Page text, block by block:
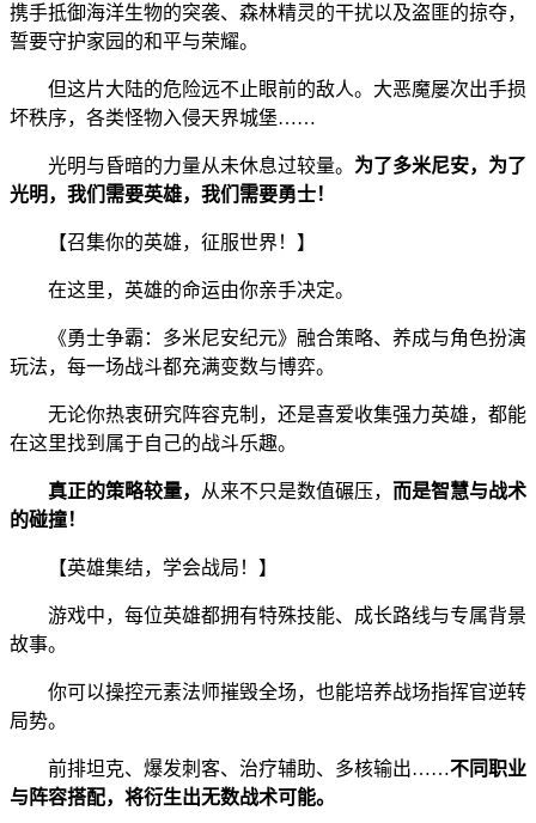
携手抵御海洋生物的突袭、森林精灵的干扰以及盗匪的掠夺，
誓要守护家园的和平与荣耀。
但这片大陆的危险远不止眼前的敌人。大恶魔屡次出手损
坏秩序，各类怪物入侵天界城堡……
光明与昏暗的力量从未休息过较量。 为了多米尼安，为了
光明，我们需要英雄，我们需要勇士！
【召集你的英雄，征服世界！】
在这里，英雄的命运由你亲手决定。
《勇士争霸：多米尼安纪元》融合策略、养成与角色扮演
玩法，每一场战斗都充满变数与博弈。
无论你热衷研究阵容克制，还是喜爱收集强力英雄，都能
在这里找到属于自己的战斗乐趣。
真正的策略较量， 从来不只是数值碾压， 而是智慧与战术
的碰撞！
【英雄集结，学会战局！】
游戏中，每位英雄都拥有特殊技能、成长路线与专属背景
故事。
你可以操控元素法师摧毁全场，也能培养战场指挥官逆转
局势。
前排坦克、爆发刺客、治疗辅助、多核输出……不同职业
与阵容搭配，将衍生出无数战术可能。